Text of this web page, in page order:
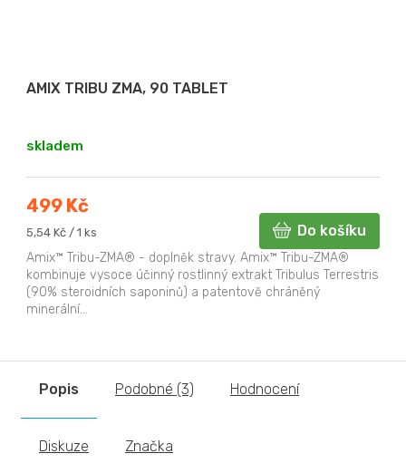
AMIX TRIBU ZMA, 90 TABLET
skladem
499 Kč
Měrná
5,54 Kč / 1 ks Do košíku
Amix™ Tribu-ZMA® - doplněk stravy. Amix™ Tribu-ZMA®
kombinuje vysoce účinný rostlinný extrakt Tribulus Terrestris
(90% steroidních saponinů) a patentově chráněný
minerální...
Popis Podobné (3) Hodnocení
Diskuze Značka